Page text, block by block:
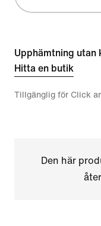
Upphämtning utan
Hitta en butik
Tillgänglig för Click
Den här